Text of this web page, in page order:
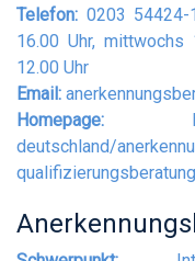
Telefon: 0203 54424-
16.00 Uhr,
12.00 Uhr
Email:
Homepage:
deutschland/